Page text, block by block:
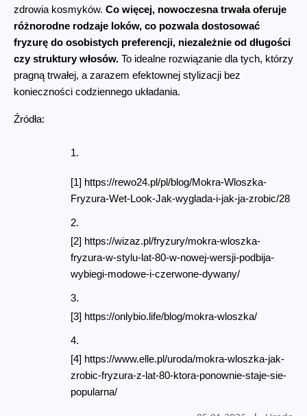
zdrowia kosmyków. Co więcej, nowoczesna trwała oferuje
różnorodne rodzaje loków, co pozwala dostosować
fryzurę do osobistych preferencji, niezależnie od długości
czy struktury włosów. To idealne rozwiązanie dla tych, którzy
pragną trwałej, a zarazem efektownej stylizacji bez
konieczności codziennego układania.
Źródła:
[1] https://rewo24.pl/pl/blog/Mokra-Wloszka-
Fryzura-Wet-Look-Jak-wyglada-i-jak-ja-zrobic/28
[2] https://wizaz.pl/fryzury/mokra-wloszka-
fryzura-w-stylu-lat-80-w-nowej-wersji-podbija-
wybiegi-modowe-i-czerwone-dywany/
[3] https://onlybio.life/blog/mokra-wloszka/
[4] https://www.elle.pl/uroda/mokra-wloszka-jak-
zrobic-fryzura-z-lat-80-ktora-ponownie-staje-sie-
popularna/